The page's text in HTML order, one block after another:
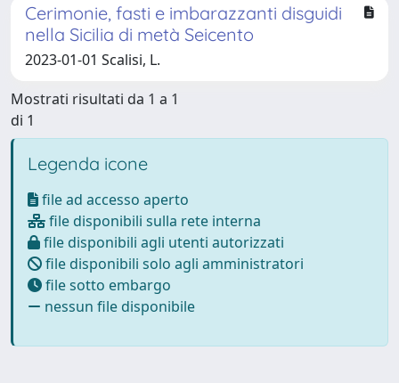
Cerimonie, fasti e imbarazzanti disguidi
nella Sicilia di metà Seicento
2023-01-01 Scalisi, L.
Mostrati risultati da 1 a 1
di 1
Legenda icone
file ad accesso aperto
file disponibili sulla rete interna
file disponibili agli utenti autorizzati
file disponibili solo agli amministratori
file sotto embargo
nessun file disponibile